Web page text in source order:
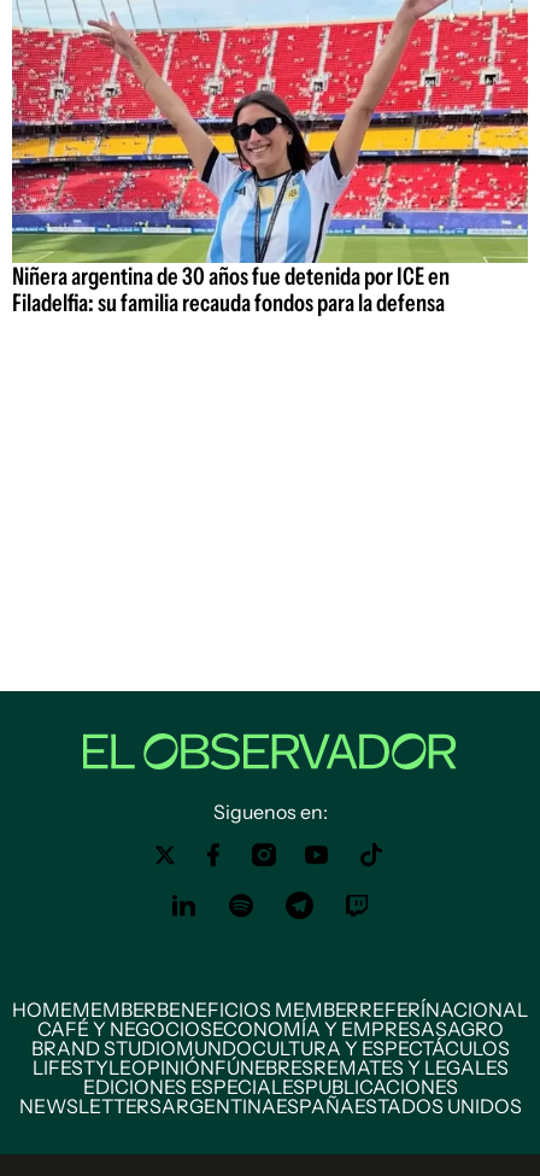
Niñera argentina de 30 años fue detenida por ICE en
Filadelfia: su familia recauda fondos para la defensa
Siguenos en:
HOMEMEMBERBENEFICIOS MEMBERREFERÍNACIONAL
CAFÉ Y NEGOCIOSECONOMÍA Y EMPRESASAGRO
BRAND STUDIOMUNDOCULTURA Y ESPECTÁCULOS
LIFESTYLEOPINIÓNFÚNEBRESREMATES Y LEGALES
EDICIONES ESPECIALESPUBLICACIONES
NEWSLETTERSARGENTINAESPAÑAESTADOS UNIDOS